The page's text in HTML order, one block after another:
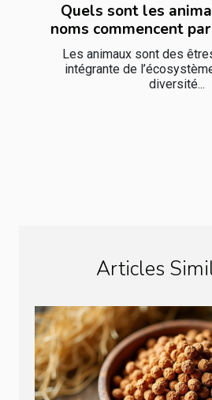
Quels sont les
noms commencent
Les animaux sont des
intégrante de
diversité...
Articles